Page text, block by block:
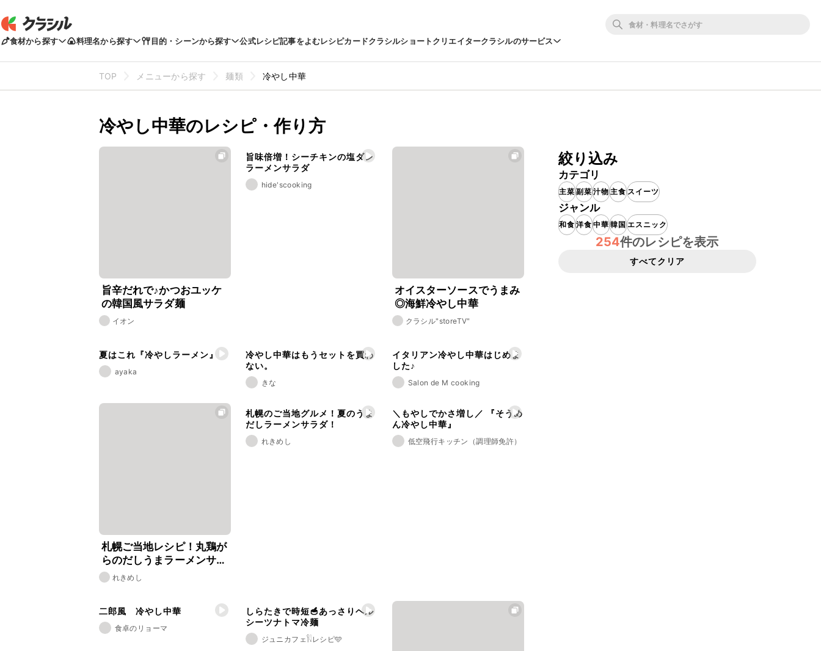
食材から探す 料理名から探す 目的・シーンから探す 公式レシピ記事をよむレシピカードクラシルショートクリエイタークラシルのサービス
TOP メニューから探す 麺類 冷やし中華
冷やし中華のレシピ・作り方
旨辛だれで♪かつおユッケ
の韓国風サラダ麺
イオン
旨味倍増！シーチキンの塩ダレ
ラーメンサラダ
hide'scooking
オイスターソースでうまみ
◎海鮮冷やし中華
クラシル"storeTV"
夏はこれ『冷やしラーメン』
ayaka
冷やし中華はもうセットを買わ
ない。
きな
イタリアン冷やし中華はじめま
した♪
Salon de M cooking
札幌ご当地レシピ！丸鶏が
らのだしうまラーメンサラ
ダ れきめし
札幌のご当地グルメ！夏のうま
だしラーメンサラダ！
れきめし
＼もやしでかさ増し／ 『そうめ
ん冷やし中華』
低空飛行キッチン（調理師免許）
二郎風 冷やし中華
食卓のリョーマ
しらたきで時短🥣あっさりヘル
シーツナトマ冷麺
ジュニカフェ𓌉𓇋レシピ🩵
絞り込み
カテゴリ
主菜副菜汁物主食スイーツ
ジャンル
和食洋食中華韓国エスニック
254件のレシピを表示
すべてクリア